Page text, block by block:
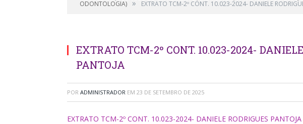
ODONTOLOGIA) » EXTRATO TCM-2º CONT. 10.023-2024- DANIELE
EXTRATO TCM-2º CONT. 10.023-2024-
PANTOJA
POR ADMINISTRADOR EM 23 DE SETEMBRO DE 2025
EXTRATO TCM-2º CONT. 10.023-2024- DANIELE RODRIGUES PANTOJA